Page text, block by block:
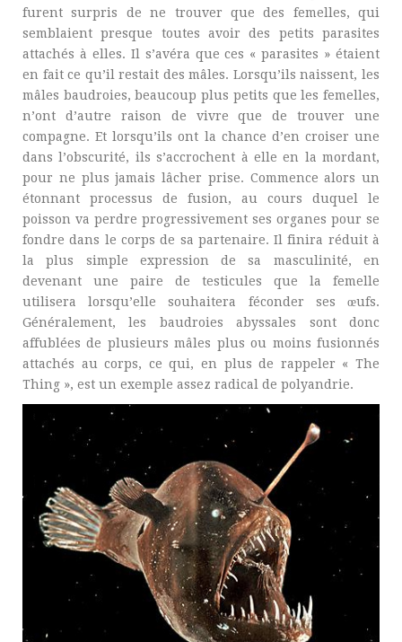
furent surpris de ne trouver que des femelles, qui
semblaient presque toutes avoir des petits parasites
attachés à elles. Il s’avéra que ces « parasites » étaient
en fait ce qu’il restait des mâles. Lorsqu’ils naissent, les
mâles baudroies, beaucoup plus petits que les femelles,
n’ont d’autre raison de vivre que de trouver une
compagne. Et lorsqu’ils ont la chance d’en croiser une
dans l’obscurité, ils s’accrochent à elle en la mordant,
pour ne plus jamais lâcher prise. Commence alors un
étonnant processus de fusion, au cours duquel le
poisson va perdre progressivement ses organes pour se
fondre dans le corps de sa partenaire. Il finira réduit à
la plus simple expression de sa masculinité, en
devenant une paire de testicules que la femelle
utilisera lorsqu’elle souhaitera féconder ses œufs.
Généralement, les baudroies abyssales sont donc
affublées de plusieurs mâles plus ou moins fusionnés
attachés au corps, ce qui, en plus de rappeler « The
Thing », est un exemple assez radical de polyandrie.